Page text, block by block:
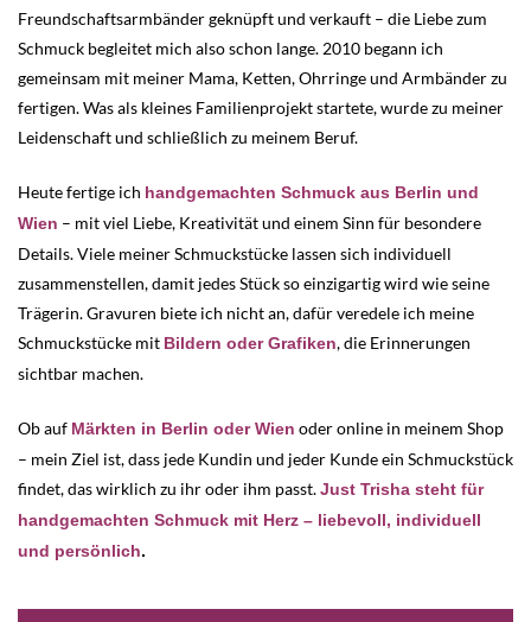
Freundschaftsarmbänder geknüpft und verkauft – die Liebe zum
Schmuck begleitet mich also schon lange. 2010 begann ich
gemeinsam mit meiner Mama, Ketten, Ohrringe und Armbänder zu
fertigen. Was als kleines Familienprojekt startete, wurde zu meiner
Leidenschaft und schließlich zu meinem Beruf.
Heute fertige ich handgemachten Schmuck aus Berlin und
Wien – mit viel Liebe, Kreativität und einem Sinn für besondere
Details. Viele meiner Schmuckstücke lassen sich individuell
zusammenstellen, damit jedes Stück so einzigartig wird wie seine
Trägerin. Gravuren biete ich nicht an, dafür veredele ich meine
Schmuckstücke mit Bildern oder Grafiken, die Erinnerungen
sichtbar machen.
Ob auf Märkten in Berlin oder Wien oder online in meinem Shop
– mein Ziel ist, dass jede Kundin und jeder Kunde ein Schmuckstück
findet, das wirklich zu ihr oder ihm passt.Just Trisha steht für
handgemachten Schmuck mit Herz – liebevoll, individuell
und persönlich.